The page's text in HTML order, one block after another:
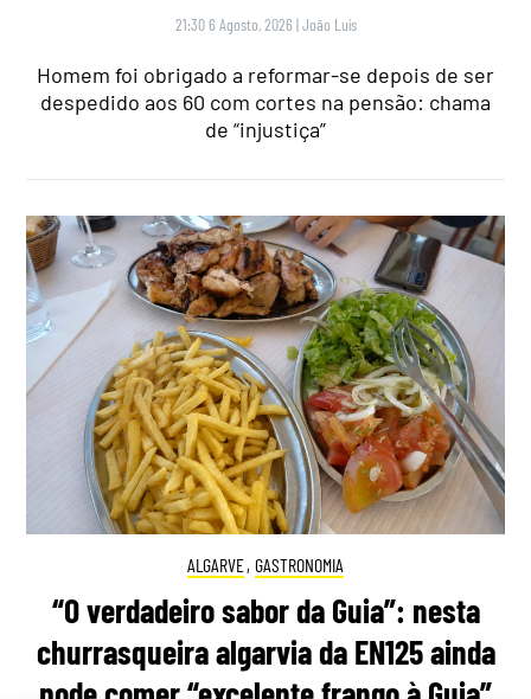
21:30 6 Agosto, 2026 |João Luís
Homem foi obrigado a reformar-se depois de ser
despedido aos 60 com cortes na pensão: chama
de “injustiça”
ALGARVE, GASTRONOMIA
“O verdadeiro sabor da Guia”: nesta
churrasqueira algarvia da EN125 ainda